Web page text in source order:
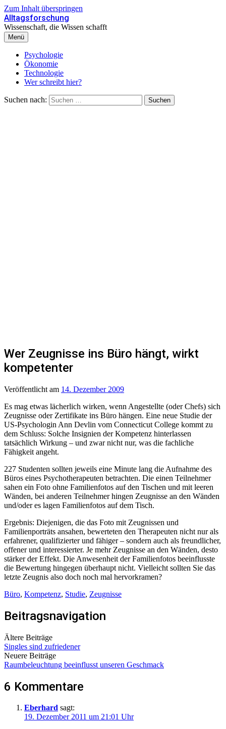
Zum Inhalt überspringen
Alltagsforschung
Wissenschaft, die Wissen schafft
Menü
Psychologie
Ökonomie
Technologie
Wer schreibt hier?
Suchen nach:
Wer Zeugnisse ins Büro hängt, wirkt
kompetenter
Veröffentlicht am 14. Dezember 2009
Es mag etwas lächerlich wirken, wenn Angestellte (oder Chefs) sich
Zeugnisse oder Zertifikate ins Büro hängen. Eine neue Studie der
US-Psychologin Ann Devlin vom Connecticut College kommt zu
dem Schluss: Solche Insignien der Kompetenz hinterlassen
tatsächlich Wirkung – und zwar nicht nur, was die fachliche
Fähigkeit angeht.
227 Studenten sollten jeweils eine Minute lang die Aufnahme des
Büros eines Psychotherapeuten betrachten. Die einen Teilnehmer
sahen ein Foto ohne Familienfotos auf den Tischen und mit leeren
Wänden, bei anderen Teilnehmer hingen Zeugnisse an den Wänden
und/oder es lagen Familienfotos auf dem Tisch.
Ergebnis: Diejenigen, die das Foto mit Zeugnissen und
Familienporträts ansahen, bewerteten den Therapeuten nicht nur als
erfahrener, qualifizierter und fähiger – sondern auch als freundlicher,
offener und interessierter. Je mehr Zeugnisse an den Wänden, desto
stärker der Effekt. Die Anwesenheit der Familienfotos beeinflusste
die Bewertung hingegen überhaupt nicht. Vielleicht sollten Sie das
letzte Zeugnis also doch noch mal hervorkramen?
Büro, Kompetenz, Studie, Zeugnisse
Beitragsnavigation
Ältere Beiträge
Singles sind zufriedener
Neuere Beiträge
Raumbeleuchtung beeinflusst unseren Geschmack
6 Kommentare
Eberhard sagt:
19. Dezember 2011 um 21:01 Uhr